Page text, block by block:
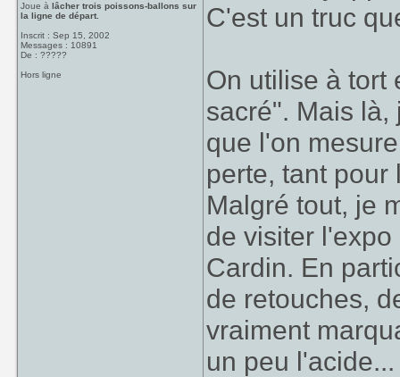
Joue àlâcher trois poissons-ballons sur
la ligne de départ.
Inscrit : Sep 15, 2002
Messages : 10891
De : ?????
Hors ligne
C'est un truc
On utilise à tort
sacré". Mais là,
que l'on
perte, tant pour
Malgré tout, je
de visiter
Cardin. En
de retouches,
vraiment
un peu